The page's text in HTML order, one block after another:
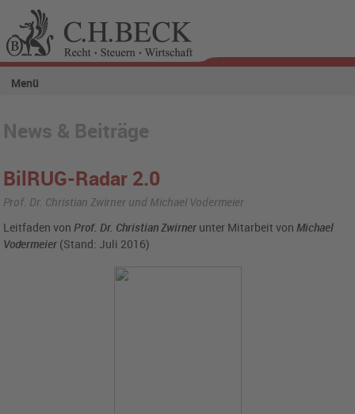
Menü
News & Beiträge
BilRUG-Radar 2.0
Prof. Dr. Christian Zwirner und Michael Vodermeier
Leitfaden vonProf. Dr. Christian Zwirner unter Mitarbeit vonMichael
Vodermeier (Stand: Juli 2016)